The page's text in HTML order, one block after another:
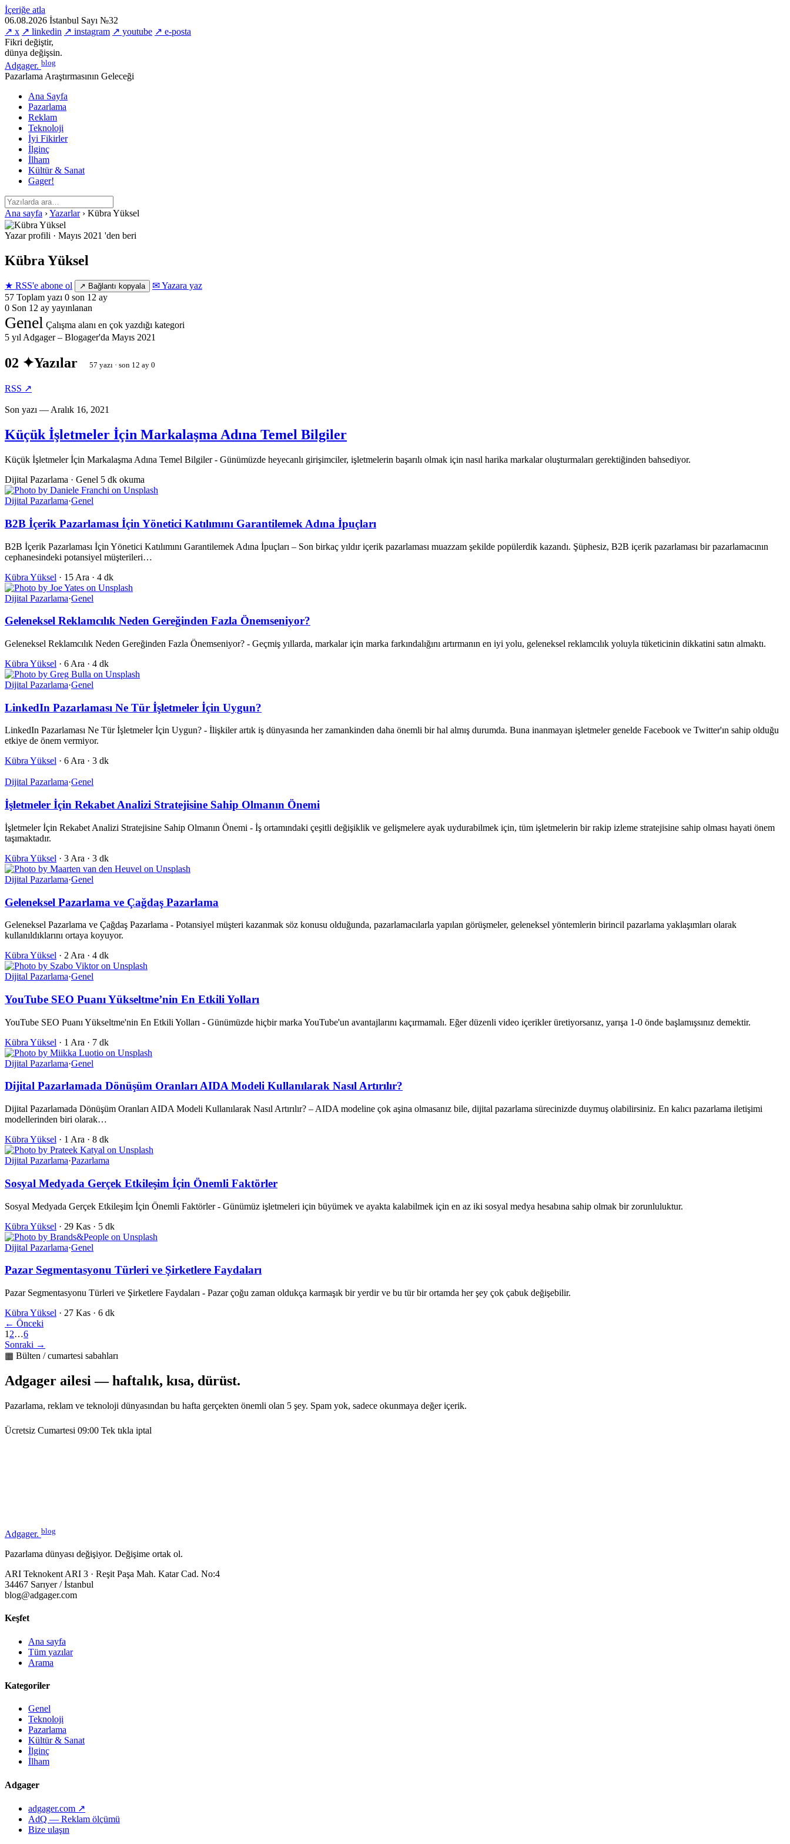
İçeriğe atla
06.08.2026 İstanbul Sayı №32
↗ x ↗ linkedin ↗ instagram ↗ youtube ↗ e-posta
Fikri değiştir,
dünya değişsin.
Adgager. blog
Pazarlama Araştırmasının Geleceği
Ana Sayfa
Pazarlama
Reklam
Teknoloji
İyi Fikirler
İlginç
İlham
Kültür & Sanat
Gager!
Ana sayfa ›Yazarlar › Kübra Yüksel
Yazar profili · Mayıs 2021 'den beri
Kübra Yüksel
★ RSS'e abone ol ↗ Bağlantı kopyala
✉ Yazara yaz
57 Toplam yazı 0 son 12 ay
0 Son 12 ay yayınlanan
Genel Çalışma alanı en çok yazdığı kategori
5 yılAdgager – Blogager'da Mayıs 2021
02 ✦Yazılar 57 yazı · son 12 ay 0
RSS ↗
Son yazı — Aralık 16, 2021
Küçük İşletmeler İçin Markalaşma Adına Temel Bilgiler
Küçük İşletmeler İçin Markalaşma Adına Temel Bilgiler - Günümüzde heyecanlı girişimciler, işletmelerin başarılı olmak için nasıl harika markalar oluşturmaları gerektiğinden bahsediyor.
Dijital Pazarlama · Genel 5 dk okuma
Dijital Pazarlama·Genel
B2B İçerik Pazarlaması İçin Yönetici Katılımını Garantilemek Adına İpuçları
B2B İçerik Pazarlaması İçin Yönetici Katılımını Garantilemek Adına İpuçları – Son birkaç yıldır içerik pazarlaması muazzam şekilde popülerdik kazandı. Şüphesiz, B2B içerik pazarlaması bir pazarlamacının
cephanesindeki potansiyel müşterileri…
Kübra Yüksel · 15 Ara · 4 dk
Dijital Pazarlama·Genel
Geleneksel Reklamcılık Neden Gereğinden Fazla Önemseniyor?
Geleneksel Reklamcılık Neden Gereğinden Fazla Önemseniyor? - Geçmiş yıllarda, markalar için marka farkındalığını artırmanın en iyi yolu, geleneksel reklamcılık yoluyla tüketicinin dikkatini satın almaktı.
Kübra Yüksel · 6 Ara · 4 dk
Dijital Pazarlama·Genel
LinkedIn Pazarlaması Ne Tür İşletmeler İçin Uygun?
LinkedIn Pazarlaması Ne Tür İşletmeler İçin Uygun? - İlişkiler artık iş dünyasında her zamankinden daha önemli bir hal almış durumda. Buna inanmayan işletmeler genelde Facebook ve Twitter'ın sahip olduğu
etkiye de önem vermiyor.
Kübra Yüksel · 6 Ara · 3 dk
Dijital Pazarlama·Genel
İşletmeler İçin Rekabet Analizi Stratejisine Sahip Olmanın Önemi
İşletmeler İçin Rekabet Analizi Stratejisine Sahip Olmanın Önemi - İş ortamındaki çeşitli değişiklik ve gelişmelere ayak uydurabilmek için, tüm işletmelerin bir rakip izleme stratejisine sahip olması hayati önem
taşımaktadır.
Kübra Yüksel · 3 Ara · 3 dk
Dijital Pazarlama·Genel
Geleneksel Pazarlama ve Çağdaş Pazarlama
Geleneksel Pazarlama ve Çağdaş Pazarlama - Potansiyel müşteri kazanmak söz konusu olduğunda, pazarlamacılarla yapılan görüşmeler, geleneksel yöntemlerin birincil pazarlama yaklaşımları olarak
kullanıldıklarını ortaya koyuyor.
Kübra Yüksel · 2 Ara · 4 dk
Dijital Pazarlama·Genel
YouTube SEO Puanı Yükseltme’nin En Etkili Yolları
YouTube SEO Puanı Yükseltme'nin En Etkili Yolları - Günümüzde hiçbir marka YouTube'un avantajlarını kaçırmamalı. Eğer düzenli video içerikler üretiyorsanız, yarışa 1-0 önde başlamışsınız demektir.
Kübra Yüksel · 1 Ara · 7 dk
Dijital Pazarlama·Genel
Dijital Pazarlamada Dönüşüm Oranları AIDA Modeli Kullanılarak Nasıl Artırılır?
Dijital Pazarlamada Dönüşüm Oranları AIDA Modeli Kullanılarak Nasıl Artırılır? – AIDA modeline çok aşina olmasanız bile, dijital pazarlama sürecinizde duymuş olabilirsiniz. En kalıcı pazarlama iletişimi
modellerinden biri olarak…
Kübra Yüksel · 1 Ara · 8 dk
Dijital Pazarlama·Pazarlama
Sosyal Medyada Gerçek Etkileşim İçin Önemli Faktörler
Sosyal Medyada Gerçek Etkileşim İçin Önemli Faktörler - Günümüz işletmeleri için büyümek ve ayakta kalabilmek için en az iki sosyal medya hesabına sahip olmak bir zorunluluktur.
Kübra Yüksel · 29 Kas · 5 dk
Dijital Pazarlama·Genel
Pazar Segmentasyonu Türleri ve Şirketlere Faydaları
Pazar Segmentasyonu Türleri ve Şirketlere Faydaları - Pazar çoğu zaman oldukça karmaşık bir yerdir ve bu tür bir ortamda her şey çok çabuk değişebilir.
Kübra Yüksel · 27 Kas · 6 dk
← Önceki
1 2…6
Sonraki →
▦ Bülten / cumartesi sabahları
Adgager ailesi — haftalık, kısa, dürüst.
Pazarlama, reklam ve teknoloji dünyasından bu hafta gerçekten önemli olan 5 şey. Spam yok, sadece okunmaya değer içerik.
Ücretsiz Cumartesi 09:00 Tek tıkla iptal
Adgager. blog
Pazarlama dünyası değişiyor. Değişime ortak ol.
ARI Teknokent ARI 3 · Reşit Paşa Mah. Katar Cad. No:4
34467 Sarıyer / İstanbul
blog@adgager.com
Keşfet
Ana sayfa
Tüm yazılar
Arama
Kategoriler
Genel
Teknoloji
Pazarlama
Kültür & Sanat
İlginç
İlham
Adgager
adgager.com ↗
AdQ — Reklam ölçümü
Bize ulaşın